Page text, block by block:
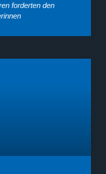
forderten den